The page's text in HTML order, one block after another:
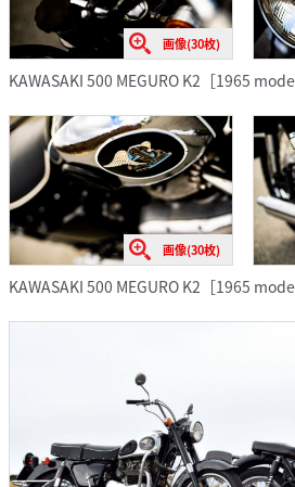
画像(30枚)
KAWASAKI 500 MEGURO K2［1965 model
画像(30枚)
KAWASAKI 500 MEGURO K2［1965 model